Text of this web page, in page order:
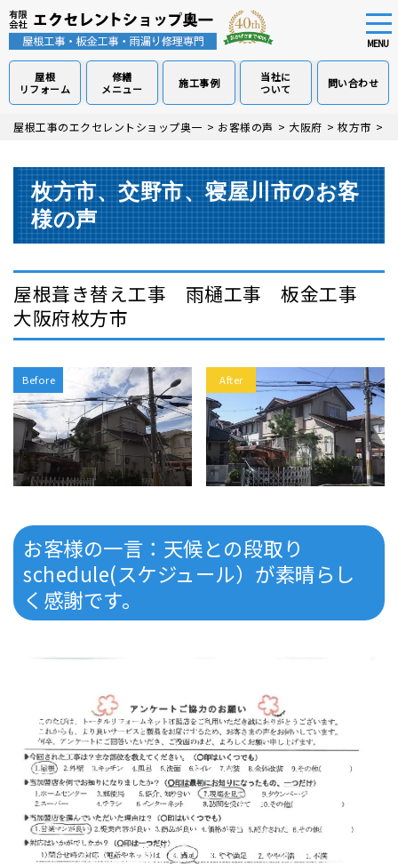
Skip
content
MENU
屋根
リフォーム
修繕
メニュー
施工事例
当社に
ついて
問い合わせ
屋根工事のエクセレントショップ奥一 > お客様の声 > 大阪府 > 枚方市 >
枚方市、交野市、寝屋川市のお客
様の声
屋根葺き替え工事 雨樋工事 板金工事
大阪府枚方市
Before After
お客様の一言：天候との段取り
schedule(スケジュール）が素晴らし
く感謝です。